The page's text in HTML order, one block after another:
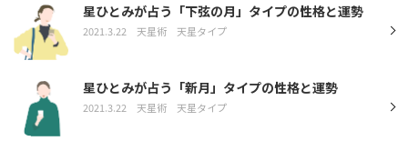
星ひとみが占う「下弦の月」タイプの性格と運勢
2021.3.22 天星術 天星タイプ
星ひとみが占う「新月」タイプの性格と運勢
2021.3.22 天星術 天星タイプ